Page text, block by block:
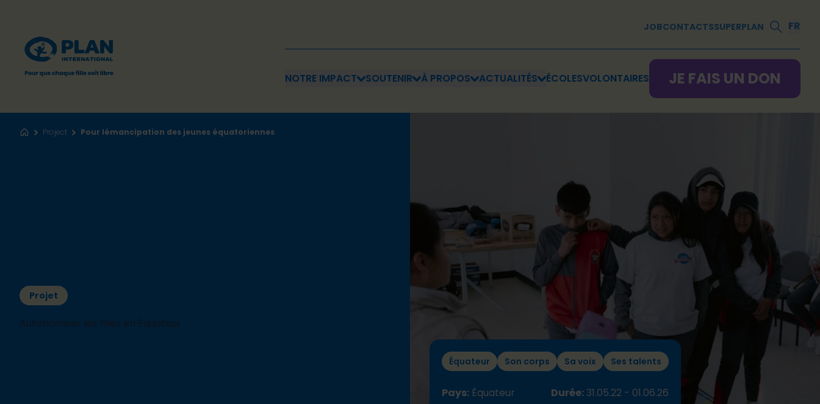
JOBCONTACTSSUPERPLAN FR
NOTRE IMPACT SOUTENIR À PROPOS ACTUALITÉS ÉCOLESVOLONTAIRES JE FAIS UN DON
AccueilProject Pour lémancipation des jeunes équatoriennes
Projet
Autonomiser les filles en Équateur
Équateur Son corps Sa voix Ses talents
Pays: Équateur Durée: 31.05.22 - 01.06.26